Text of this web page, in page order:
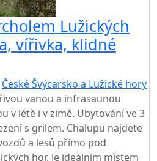
Lužických
vířivka, klidné
České Švýcarsko a Lužické hory
vanou a infrasaunou
v létě i v zimě. Ubytování ve 3
s grilem. Chalupu najdete
a lesů přímo pod
hor. Je ideálním místem